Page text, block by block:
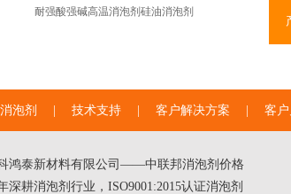
耐强酸强碱高温消泡剂 硅油消泡剂
泡剂 技术支持 客户解决方案 客
鸿泰新材料有限公司——中联邦消泡剂价格
耕消泡剂行业，ISO9001:2015认证消泡剂